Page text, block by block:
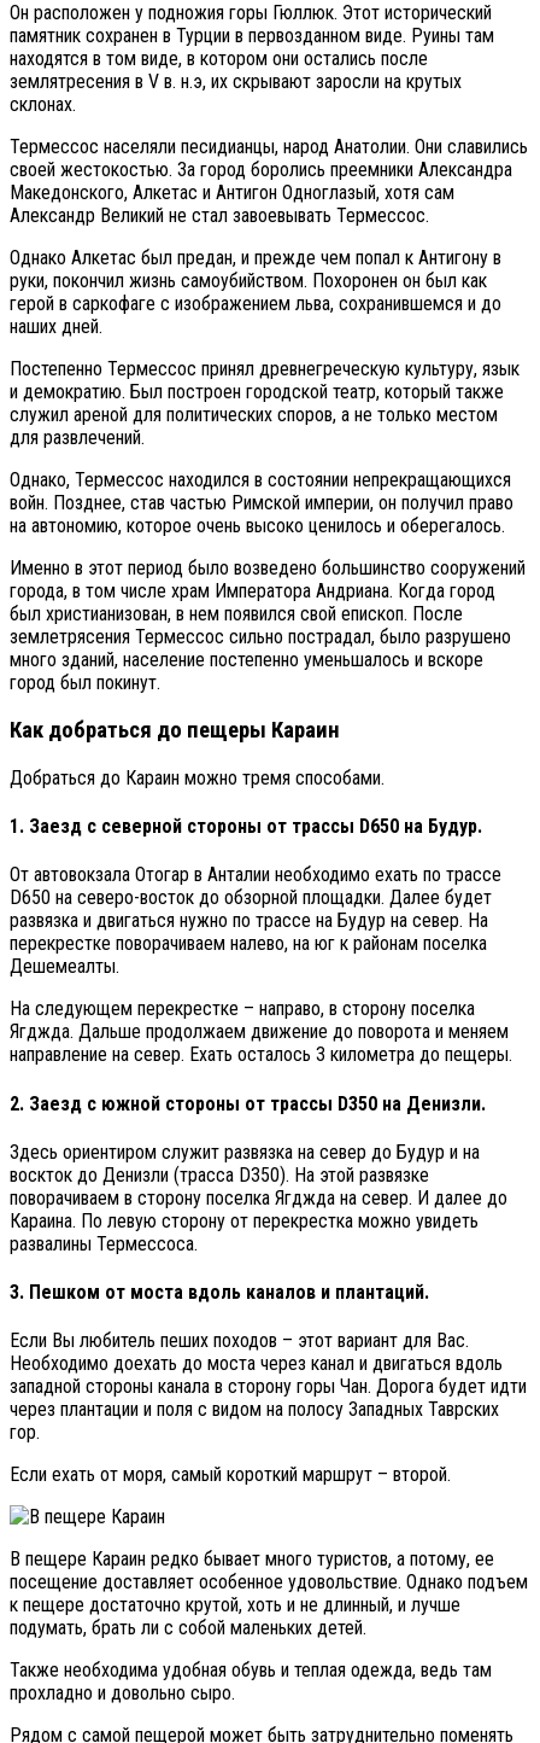
Он расположен у подножия горы Гюллюк. Этот исторический
памятник сохранен в Турции в первозданном виде. Руины там
находятся в том виде, в котором они остались после
землятресения в V в. н.э, их скрывают заросли на крутых
склонах.
Термессос населяли песидианцы, народ Анатолии. Они славились
своей жестокостью. За город боролись преемники Александра
Македонского, Алкетас и Антигон Одноглазый, хотя сам
Александр Великий не стал завоевывать Термессос.
Однако Алкетас был предан, и прежде чем попал к Антигону в
руки, покончил жизнь самоубийством. Похоронен он был как
герой в саркофаге с изображением льва, сохранившемся и до
наших дней.
Постепенно Термессос принял древнегреческую культуру, язык
и демократию. Был построен городской театр, который также
служил ареной для политических споров, а не только местом
для развлечений.
Однако, Термессос находился в состоянии непрекращающихся
войн. Позднее, став частью Римской империи, он получил право
на автономию, которое очень высоко ценилось и оберегалось.
Именно в этот период было возведено большинство сооружений
города, в том числе храм Императора Андриана. Когда город
был христианизован, в нем появился свой епископ. После
землетрясения Термессос сильно пострадал, было разрушено
много зданий, население постепенно уменьшалось и вскоре
город был покинут.
Как добраться до пещеры Караин
Добраться до Караин можно тремя способами.
1. Заезд с северной стороны от трассы D650 на Будур.
От автовокзала Отогар в Анталии необходимо ехать по трассе
D650 на северо-восток до обзорной площадки. Далее будет
развязка и двигаться нужно по трассе на Будур на север. На
перекрестке поворачиваем налево, на юг к районам поселка
Дешемеалты.
На следующем перекрестке – направо, в сторону поселка
Ягджда. Дальше продолжаем движение до поворота и меняем
направление на север. Ехать осталось 3 километра до пещеры.
2. Заезд с южной стороны от трассы D350 на Денизли.
Здесь ориентиром служит развязка на север до Будур и на
воскток до Денизли (трасса D350). На этой развязке
поворачиваем в сторону поселка Ягджда на север. И далее до
Караина. По левую сторону от перекрестка можно увидеть
развалины Термессоса.
3. Пешком от моста вдоль каналов и плантаций.
Если Вы любитель пеших походов – этот вариант для Вас.
Необходимо доехать до моста через канал и двигаться вдоль
западной стороны канала в сторону горы Чан. Дорога будет идти
через плантации и поля с видом на полосу Западных Таврских
гор.
Если ехать от моря, самый короткий маршрут – второй.
В пещере Караин редко бывает много туристов, а потому, ее
посещение доставляет особенное удовольствие. Однако подъем
к пещере достаточно крутой, хоть и не длинный, и лучше
подумать, брать ли с собой маленьких детей.
Также необходима удобная обувь и теплая одежда, ведь там
прохладно и довольно сыро.
Рядом с самой пещерой может быть затруднительно поменять